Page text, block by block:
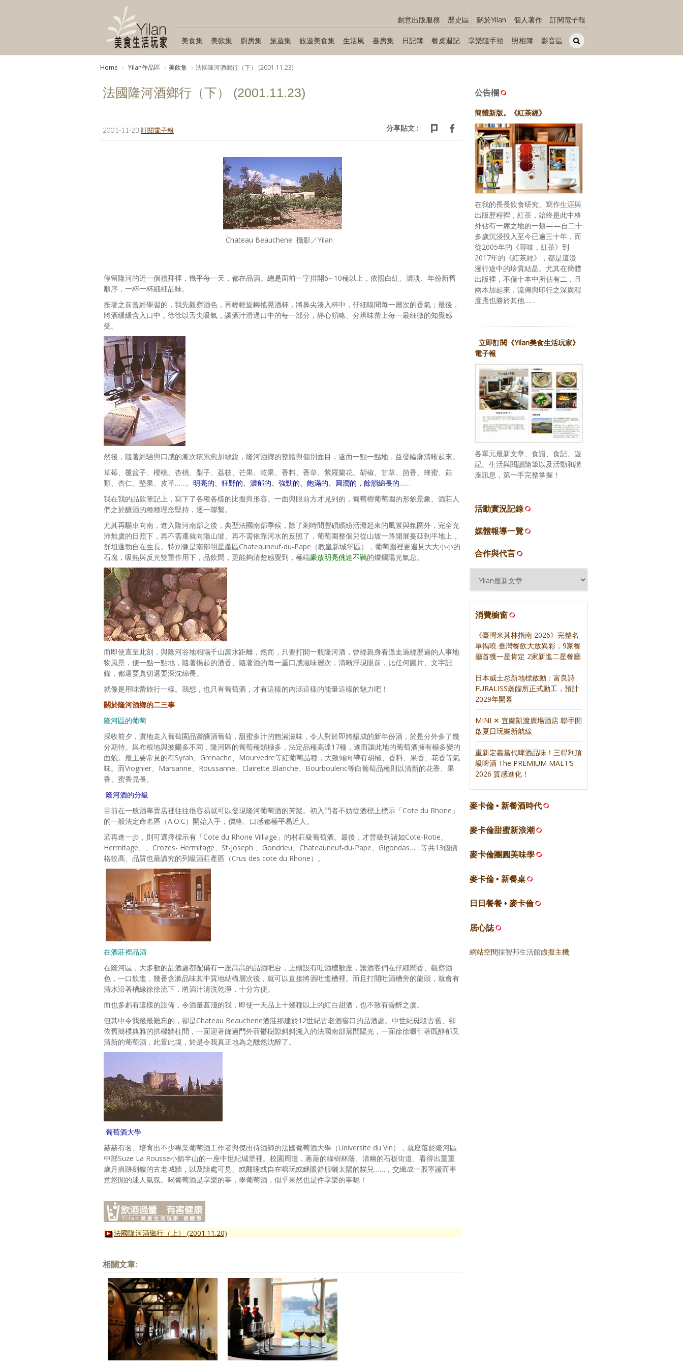
創意出版服務 歷史區 關於Yilan 個人著作 訂閱電子報
美食集 美飲集 廚房集 旅遊集 旅遊美食集 生活風 書房集 日記簿 餐桌週記 享樂隨手拍 照相簿 影音區
Home Yilan作品區 美飲集 法國隆河酒鄉行（下） (2001.11.23)
法國隆河酒鄉行（下） (2001.11.23)
2001-11-23 訂閱電子報 分享貼文 :
Chateau Beauchene 攝影／Yilan
停留隆河的近一個禮拜裡，幾乎每一天，都在品酒。總是面前一字排開6∼10種以上，依照白紅、濃淡、年份新舊
順序，一杯一杯細細品味。
按著之前曾經學習的，我先觀察酒色，再輕輕旋轉搖晃酒杯，將鼻尖湊入杯中，仔細嗅聞每一層次的香氣；最後，
將酒緩緩含入口中，徐徐以舌尖吸氣，讓酒汁滑過口中的每一部分，靜心領略、分辨味蕾上每一最細微的知覺感
受。
然後，隨著經驗與口感的漸次積累愈加敏銳，隆河酒鄉的整體與個別面目，遂而一點一點地，益發輪廓清晰起來。
草莓、覆盆子、櫻桃、杏桃、梨子、荔枝、芒果、乾果、香料、香草、紫羅蘭花、胡椒、甘草、茴香、蜂蜜、菇
類、杏仁、堅果、皮革……。 明亮的、狂野的、濃郁的、強勁的、飽滿的、圓潤的，餘韻綿長的……
我在我的品飲筆記上，寫下了各種各樣的比擬與形容。一面與眼前方才見到的，葡萄樹葡萄園的形貌景象、酒莊人
們之於釀酒的種種理念堅持，逐一聯繫。
尤其再驅車向南，進入隆河南部之後，典型法國南部季候，除了剎時間豐碩繽紛活潑起來的風景與氛圍外，完全充
沛無虞的日照下，再不需遷就向陽山坡、再不需依靠河水的反照了，葡萄園整個兒從山坡一路開展蔓延到平地上，
舒坦蓬勃自在生長。特別像是南部明星產區Chateauneuf-du-Pape（教皇新城堡區），葡萄園裡更遍見大大小小的
石塊，吸熱與反光雙重作用下，品飲間，更能夠清楚感覺到，極端豪放明亮佻達不羈的燦爛陽光氣息。
而即使直至此刻，與隆河谷地相隔千山萬水距離，然而，只要打開一瓶隆河酒，曾經親身看過走過經歷過的人事地
物風景，便一點一點地，隨著揚起的酒香、隨著酒的每一重口感滋味層次，清晰浮現眼前，比任何圖片、文字記
錄，都還要真切還要深沈綿長。
就像是用味蕾旅行一樣。我想，也只有葡萄酒，才有這樣的內涵這樣的能量這樣的魅力吧！
關於隆河酒鄉的二三事
隆河區的葡萄
採收前夕，實地走入葡萄園品嘗釀酒葡萄，甜蜜多汁的飽滿滋味，令人對於即將釀成的新年份酒，於是分外多了幾
分期待。與布根地與波爾多不同，隆河區的葡萄種類極多，法定品種高達17種，遂而讓此地的葡萄酒擁有極多變的
面貌。最主要常見的有Syrah、Grenache、Mourvedre等紅葡萄品種，大致傾向帶有胡椒、香料、果香、花香等氣
味。而Viognier、Marsanne、Roussanne、Clairette Blanche、Bourboulenc等白葡萄品種則以清新的花香、果
香、蜜香見長。
隆河酒的分級
目前在一般酒專賣店裡往往很容易就可以發現隆河葡萄酒的芳蹤。初入門者不妨從酒標上標示「Cote du Rhone」
的一般法定命名區（A.O.C）開始入手，價格、口感都極平易近人。
若再進一步，則可選擇標示有「Cote du Rhone Villiage」的村莊級葡萄酒。最後，才晉級到諸如Cote-Rotie、
Hermitage、、Crozes- Hermitage、St-Joseph 、Gondrieu、Chateauneuf-du-Pape、Gigondas……等共13個價
格較高、品質也最講究的列級酒莊產區（Crus des cote du Rhone）。
在酒莊裡品酒
在隆河區，大多數的品酒處都配備有一座高高的品酒吧台，上頭設有吐酒槽數座，讓酒客們在仔細聞香、觀察酒
色，一口飲進，幾番含漱品味其中質地結構層次後，就可以直接將酒吐進槽裡。而且打開吐酒槽旁的龍頭，就會有
清水沿著槽緣徐徐流下，將酒汁清洗乾淨，十分方便。
而也多虧有這樣的設備，令酒量甚淺的我，即使一天品上十幾種以上的紅白甜酒，也不致有昏醉之虞。
但其中令我最最難忘的，卻是Chateau Beauchene酒莊那建於12世紀古老酒窖口的品酒處。中世紀斑駁古舊、卻
依舊簡樸典雅的拱樑牆柱間，一面迎著篩過門外蓊鬱樹隙斜斜灑入的法國南部晨間陽光，一面徐徐啜引著既醇郁又
清新的葡萄酒，此景此境，於是令我真正地為之醺然沈醉了。
葡萄酒大學
赫赫有名、培育出不少專業葡萄酒工作者與傑出侍酒師的法國葡萄酒大學（Universite du Vin），就座落於隆河區
中部Suze La Rousse小鎮半山的一座中世紀城堡裡。校園周遭，蔥蘢的綠樹林蔭、清幽的石板街道、看得出重重
歲月痕跡刻鏤的古老城牆，以及隨處可見、或酣睡或自在嘻玩或瞇眼舒服曬太陽的貓兒……，交織成一股寧謐而率
意悠閒的迷人氣氛。喝葡萄酒是享樂的事，學葡萄酒，似乎果然也是件享樂的事呢！
法國隆河酒鄉行（上） (2001.11.20)
相關文章:
公告欄
簡體新版。《紅茶經》
在我的長長飲食研究、寫作生涯與
出版歷程裡，紅茶，始終是此中格
外佔有一席之地的一類——自二十
多歲沉浸投入至今已逾三十年，而
從2005年的《尋味．紅茶》到
2017年的《紅茶經》，都是這漫
漫行途中的珍貴結晶。尤其在簡體
出版裡，不僅十本中所佔有二，且
兩本加起來，流傳與印行之深廣程
度應也勝於其他……
立即訂閱《Yilan美食生活玩家》
電子報
各單元最新文章、食譜、食記、遊
記、生活與閱讀隨筆以及活動和講
座訊息，第一手完整掌握！
活動實況記錄
媒體報導一覽
合作與代言
消費櫥窗
《臺灣米其林指南 2026》完整名
單揭曉 臺灣餐飲大放異彩，9家餐
廳首獲一星肯定 2家新進二星餐廳
日本威士忌新地標啟動：富良詩
FURALISS蒸餾所正式動工，預計
2029年開幕
MINI ✕ 宜蘭凱渡廣場酒店 聯手開
啟夏日玩樂新航線
重新定義當代啤酒品味！三得利頂
級啤酒 The PREMIUM MALT’S
2026 質感進化！
麥卡倫 • 新餐酒時代
麥卡倫甜蜜新浪潮
麥卡倫團圓美味學
麥卡倫 • 新餐桌
日日餐餐 • 麥卡倫
居心誌
網站空間採智邦生活館虛擬主機